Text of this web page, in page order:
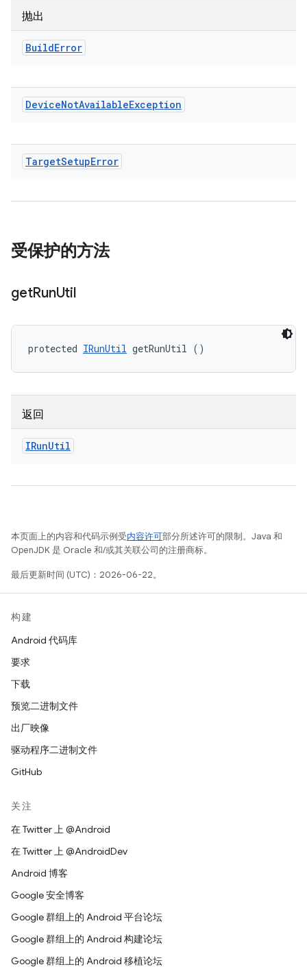
抛出
BuildError
DeviceNotAvailableException
TargetSetupError
受保护的方法
getRunUtil
protected IRunUtil getRunUtil ()
返回
IRunUtil
本页面上的内容和代码示例受内容许可部分所述许可的限制。Java 和
OpenJDK 是 Oracle 和/或其关联公司的注册商标。
最后更新时间 (UTC)：2026-06-22。
构建
Android 代码库
要求
下载
预览二进制文件
出厂映像
驱动程序二进制文件
GitHub
关注
在 Twitter 上 @Android
在 Twitter 上 @AndroidDev
Android 博客
Google 安全博客
Google 群组上的 Android 平台论坛
Google 群组上的 Android 构建论坛
Google 群组上的 Android 移植论坛